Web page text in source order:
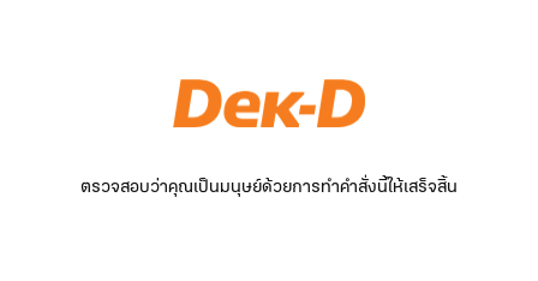
ตรวจสอบว่าคุณเป็นมนุษย์ด้วยการทำคำสั่งนี้ให้เสร็จสิ้น